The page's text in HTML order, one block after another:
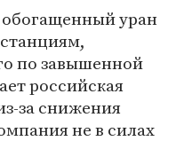
обогащенный уран
по завышенной
российская
за снижения
не в силах